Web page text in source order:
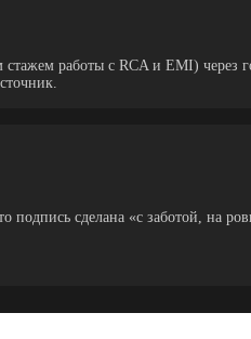
работы с RCA и EMI) через
подпись сделана «с заботой, на